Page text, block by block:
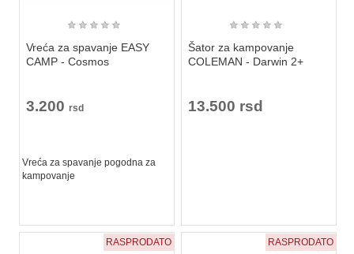
★ ★ ★ ★ ★
Vreća za spavanje EASY
CAMP - Cosmos
3.200 rsd
Vreća za spavanje pogodna za
kampovanje
★ ★ ★ ★ ★
Šator za kampovanje
COLEMAN - Darwin 2+
13.500 rsd
RASPRODATO RASPRODATO